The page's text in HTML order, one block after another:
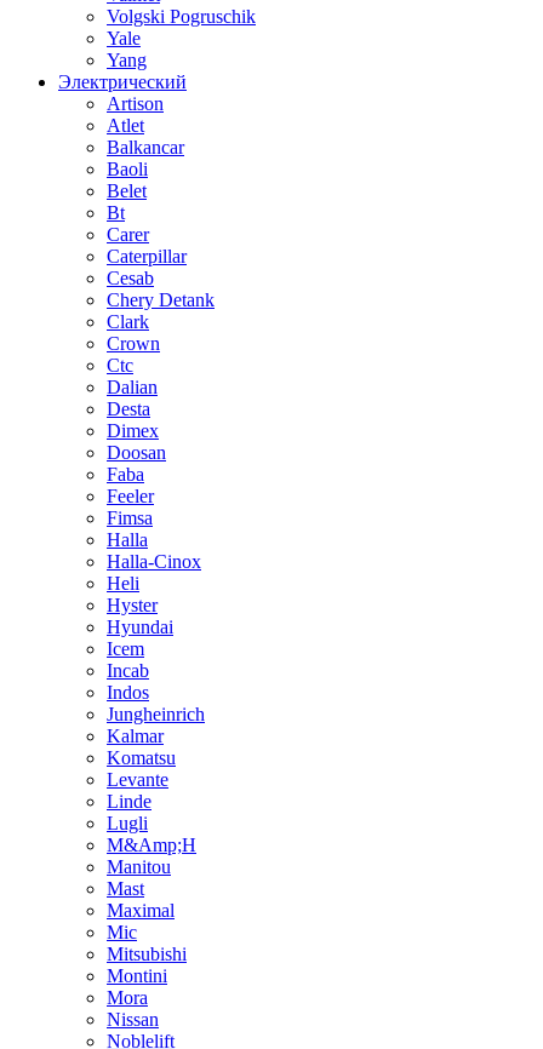
Volgski Pogruschik
Yale
Yang
Электрический
Artison
Atlet
Balkancar
Baoli
Belet
Bt
Carer
Caterpillar
Cesab
Chery Detank
Clark
Crown
Ctc
Dalian
Desta
Dimex
Doosan
Faba
Feeler
Fimsa
Halla
Halla-Cinox
Heli
Hyster
Hyundai
Icem
Incab
Indos
Jungheinrich
Kalmar
Komatsu
Levante
Linde
Lugli
M&Amp;H
Manitou
Mast
Maximal
Mic
Mitsubishi
Montini
Mora
Nissan
Noblelift